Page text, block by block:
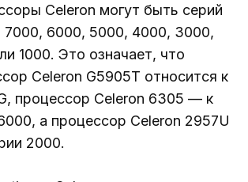
Celeron могут быть серий
7000, 6000, 5000, 4000, 3000,
1000. Это означает, что
Celeron G5905T относится к
процессор Celeron 6305 — к
а процессор Celeron 2957U
2000.